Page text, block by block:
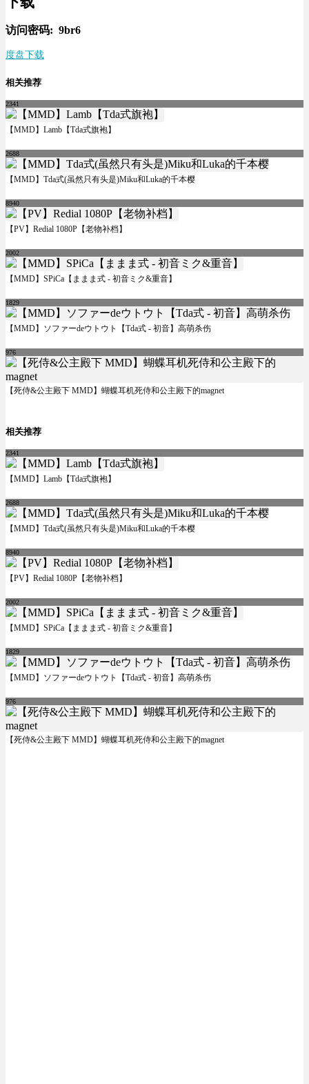
访问密码: 9br6
度盘下载
相关推荐
2341
【MMD】Lamb【Tda式旗袍】
2688
【MMD】Tda式(虽然只有头是)Miku和Luka的千本樱
8940
【PV】Redial 1080P【老物补档】
2002
【MMD】SPiCa【ままま式 - 初音ミク&重音】
1829
【MMD】ソファーdeウトウト【Tda式 - 初音】高萌杀伤
976
【死侍&公主殿下 MMD】蝴蝶耳机死侍和公主殿下的magnet
相关推荐
2341
【MMD】Lamb【Tda式旗袍】
2688
【MMD】Tda式(虽然只有头是)Miku和Luka的千本樱
8940
【PV】Redial 1080P【老物补档】
2002
【MMD】SPiCa【ままま式 - 初音ミク&重音】
1829
【MMD】ソファーdeウトウト【Tda式 - 初音】高萌杀伤
976
【死侍&公主殿下 MMD】蝴蝶耳机死侍和公主殿下的magnet